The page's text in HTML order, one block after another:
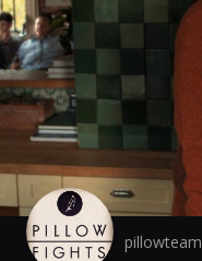
pillowteam